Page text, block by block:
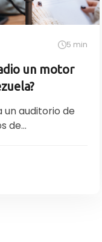
5 min
un motor
un auditorio de
de...